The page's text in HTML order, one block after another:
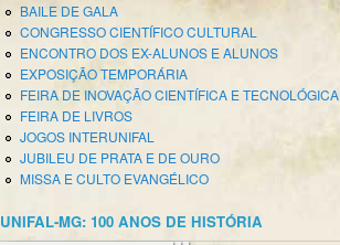
BAILE DE GALA
CONGRESSO CIENTÍFICO CULTURAL
ENCONTRO DOS EX-ALUNOS E ALUNOS
EXPOSIÇÃO TEMPORÁRIA
FEIRA DE INOVAÇÃO CIENTÍFICA E TECNOLÓGICA
FEIRA DE LIVROS
JOGOS INTERUNIFAL
JUBILEU DE PRATA E DE OURO
MISSA E CULTO EVANGÉLICO
UNIFAL-MG: 100 ANOS DE HISTÓRIA